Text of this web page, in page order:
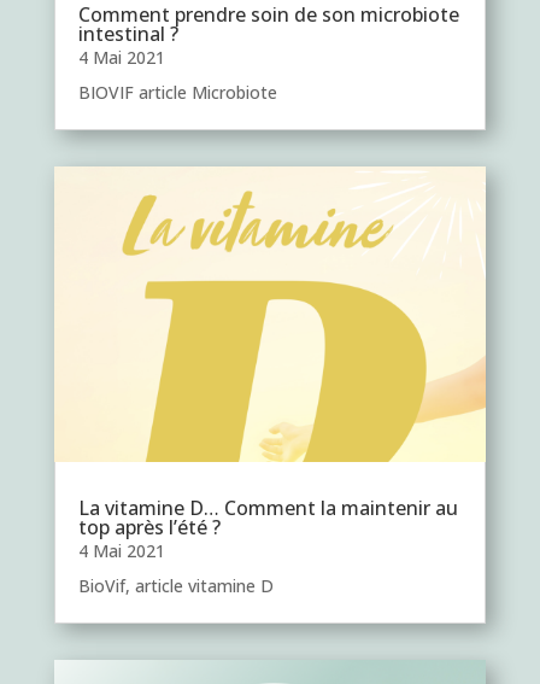
Comment prendre soin de son microbiote
intestinal ?
4 Mai 2021
BIOVIF article Microbiote
La vitamine D… Comment la maintenir au
top après l’été ?
4 Mai 2021
BioVif, article vitamine D